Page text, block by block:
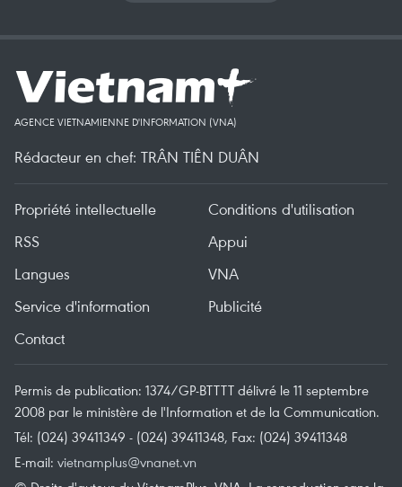
AGENCE VIETNAMIENNE D'INFORMATION (VNA)
Rédacteur en chef: TRÂN TIÊN DUÂN
Propriété intellectuelle
Conditions d'utilisation
RSS
Appui
Langues
VNA
Service d'information
Publicité
Contact
Permis de publication: 1374/GP-BTTTT délivré le 11 septembre
2008 par le ministère de l'Information et de la Communication.
Tél: (024) 39411349 - (024) 39411348, Fax: (024) 39411348
E-mail: vietnamplus@vnanet.vn